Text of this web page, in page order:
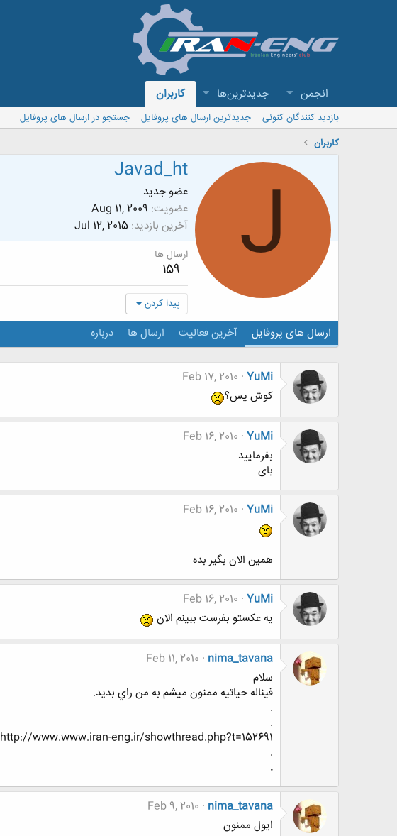
انجمن جدیدترین‌ها کاربران
بازدید کنندگان کنونی جدیدترین ارسال های پروفایل
جستجو در ارسال های پروفایل
کاربران
J
Javad_ht
عضو جدید
عضویت Aug 11, 2009
آخرین بازدید Jul 12, 2015
ارسال ها
159
پیدا کردن
ارسال های پروفایل آخرین فعالیت ارسال ها درباره
YuMi
Feb 17, 2010
کوش پس؟
YuMi
Feb 16, 2010
بفرمایید
بای
YuMi
Feb 16, 2010
همین الان بگیر بده
YuMi
Feb 16, 2010
یه عکستو بفرست ببینم الان
nima_tavana
Feb 11, 2010
سلام
فيناله حياتيه ممنون ميشم به من راي بديد.
.
.
http://www.www.iran-eng.ir/showthread.php?t=152691
.
.
nima_tavana
Feb 9, 2010
ایول ممنون